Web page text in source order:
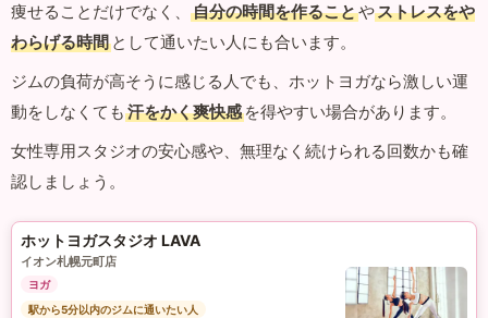
痩せることだけでなく、
自分の時間を作ることやストレスをや
わらげる時間 として通いたい人にも合います。
ジムの負荷が高そうに感じる人でも、ホットヨガなら激しい運
動をしなくても 汗をかく爽快感 を得やすい場合があります。
女性専用スタジオの安心感や、無理なく続けられる回数かも確
認しましょう。
ホットヨガスタジオ LAVA
イオン札幌元町店
ヨガ
駅から5分以内のジムに通いたい人